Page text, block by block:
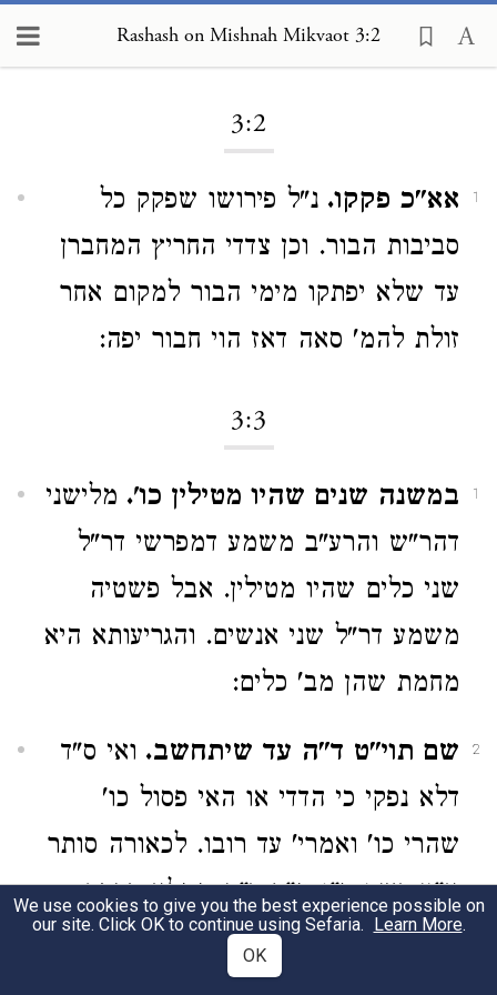
Rashash on Mishnah Mikvaot 3:2
3:2
1 אא"כ פקקו. נ"ל פירושו שפקק כל
סביבות הבור. וכן צדדי החריץ המחברן
עד שלא יפתקו מימי הבור למקום אחר
זולת להמ' סאה דאז הוי חבור יפה:
3:3
1 במשנה שנים שהיו מטילין כו'. מלישני
דהר"ש והרע"ב משמע דמפרשי דר"ל
שני כלים שהיו מטילין. אבל פשטיה
משמע דר"ל שני אנשים. והגריעותא היא
מחמת שהן מב' כלים:
2 שם תוי"ט ד"ה עד שיתחשב. ואי ס"ד
דלא נפקי כי הדדי או האי פסול כו'
שהרי כו' ואמרי' עד רובו. לכאורה סותר
א"ע דשם פ"ו מ"ח ד"ה ממלא בכתף
העתיק דברי הרע"ב דבמקום שיש בו
We use cookies to give you the best experience possible on
our site. Click OK to continue using Sefaria. Learn More.
OK